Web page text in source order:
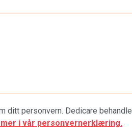
ditt personvern. Dedicare
i vår personvernerklæring.